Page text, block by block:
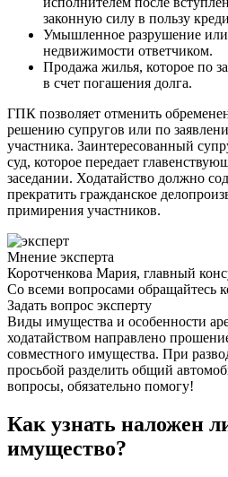
законную силу в пользу
Умышленное разрушение
недвижимости ответчиком.
Продажа жилья, которое по
в счет погашения долга.
ГПК позволяет отменить
решению супругов или по
участника. Заинтересованный
суд, которое передает
заседании. Ходатайство должно
прекратить гражданское
примирения участников.
Мнение эксперта
Коротченкова Мария, главный
Со всеми вопросами обращайтесь
Задать вопрос эксперту
Виды имущества и особенности
ходатайством направлено
совместного имущества. При
просьбой разделить общий
вопросы, обязательно помогу!
Как узнать наложен
имущество?